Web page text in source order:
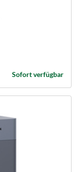
Sofort verfügbar